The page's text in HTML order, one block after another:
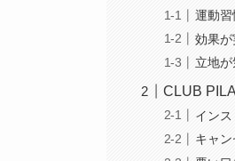
運動
効果が
立地
CLUB
イン
キャ